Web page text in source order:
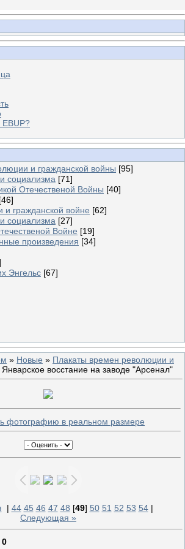
EBUP?
и гражданской войны [95]
социализма [71]
Отечественой Войны [40]
[46]
гражданской войне [62]
социализма [27]
Войне [19]
произведения [34]
Энгельс [67]
» Новые » Плакаты времен революции и
Январское восстание на заводе "Арсенал"
фотографию в реальном размере
| 44 45 46 47 48 [49] 50 51 52 53 54|
Следующая »
0